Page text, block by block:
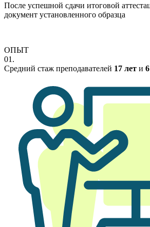
После успешной сдачи итоговой
документ установленного образца
ОПЫТ
01.
Средний стаж преподавателей 17 лет и